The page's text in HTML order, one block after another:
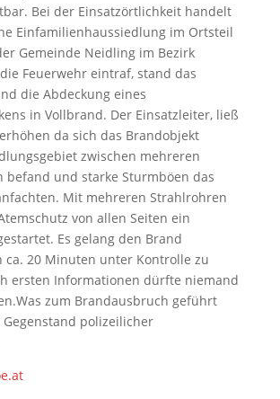
Bei der Einsatzörtlichkeit handelt
Einfamilienhaussiedlung im Ortsteil
Gemeinde Neidling im Bezirk
Feuerwehr eintraf, stand das
die Abdeckung eines
in Vollbrand. Der Einsatzleiter, ließ
da sich das Brandobjekt
zwischen mehreren
befand und starke Sturmböen das
Mit mehreren Strahlrohren
von allen Seiten ein
Es gelang den Brand
ca. 20 Minuten unter Kontrolle zu
ersten Informationen dürfte niemand
zum Brandausbruch geführt
polizeilicher